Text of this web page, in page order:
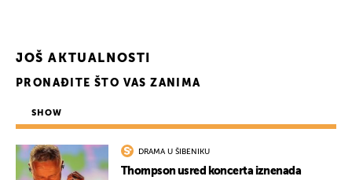
JOŠ AKTUALNOSTI
PRONAĐITE ŠTO VAS ZANIMA
SHOW
DRAMA U ŠIBENIKU
Thompson usred koncerta iznenada